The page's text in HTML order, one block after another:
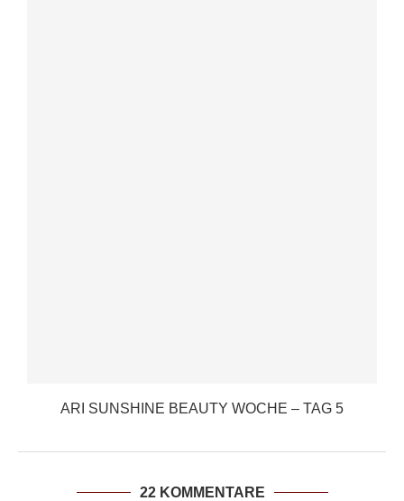
ARI SUNSHINE BEAUTY WOCHE – TAG 5
22 KOMMENTARE